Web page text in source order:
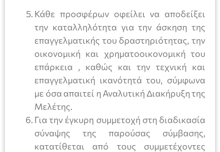
Κάθε προσφέρων οφείλει να αποδείξει
την καταλληλότητα για την άσκηση της
επαγγελµατικής του δραστηριότητας, την
οικονοµική και χρηµατοοικονοµική του
επάρκεια , καθώς και την τεχνική και
επαγγελµατική ικανότητά του, σύµφωνα
µε όσα απαιτεί η Αναλυτική ∆ιακήρυξη της
Μελέτης.
Για την έγκυρη συμμετοχή στη διαδικασία
σύναψης της παρούσας σύμβασης,
κατατίθεται από τους συμμετέχοντες